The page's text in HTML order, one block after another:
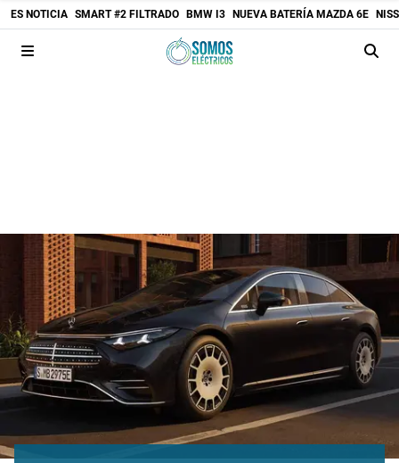
ES NOTICIA SMART #2 FILTRADO BMW I3 NUEVA BATERÍA MAZDA 6E